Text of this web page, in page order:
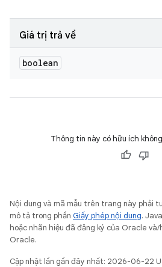
Giá trị trả về
boolean
Thông tin này có hữu ích
Nội dung và mã mẫu trên trang này phải
mô tả trong phần Giấy phép nội dung.
hoặc nhãn hiệu đã đăng ký của Oracle
Oracle.
Cập nhật lần gần đây nhất: 2026-06-22